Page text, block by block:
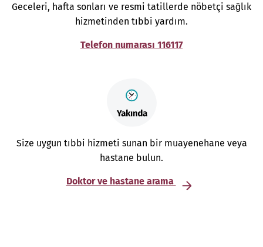
Geceleri, hafta sonları ve resmi tatillerde nöbetçi sağlık
hizmetinden tıbbi yardım.
Telefon numarası 116117
Size uygun tıbbi hizmeti sunan bir muayenehane veya
hastane bulun.
Doktor ve hastane arama